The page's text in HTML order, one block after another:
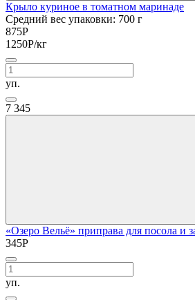
Крыло куриное в томатном маринаде
Средний вес упаковки: 700 г
875Р
1250Р/кг
уп.
7 345
«Озеро Вельё» приправа для посола и
345Р
уп.